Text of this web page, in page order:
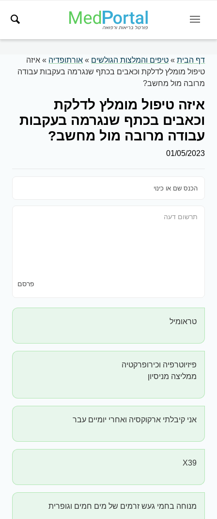
דף הבית» טיפים והמלצות הגולשים » אורתופדיה » איזה
טיפול מומלץ לדלקת וכאבים בכתף שנגרמה בעקבות עבודה
מרובה מול מחשב?
איזה טיפול מומלץ לדלקת
וכאבים בכתף שנגרמה בעקבות
עבודה מרובה מול מחשב?
01/05/2023
פרסם
טראומיל
פיזיוטרפיה וכירופרקטיה
ממליצה מניסיון
אני קיבלתי ארקוקסיה ואחרי יומיים עבר
X39
מנוחה בחמי געש זרמים של מים חמים וגופרית